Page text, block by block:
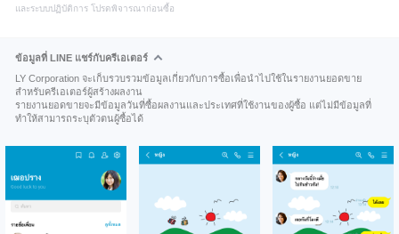
และระบบปฏิบัติการ โปรดพิจารณาก่อนซื้อ
ข้อมูลที่ LINE แชร์กับครีเอเตอร์
LY Corporation จะเก็บรวบรวมข้อมูลเกี่ยวกับการซื้อเพื่อนำไปใช้ในรายงานยอดขาย
สำหรับครีเอเตอร์ผู้สร้างผลงาน
รายงานยอดขายจะมีข้อมูลวันที่ซื้อผลงานและประเทศที่ใช้งานของผู้ซื้อ แต่ไม่มีข้อมูลที่
ทำให้สามารถระบุตัวตนผู้ซื้อได้